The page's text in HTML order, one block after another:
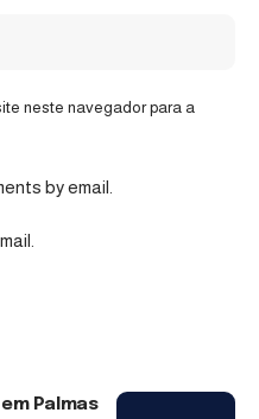
neste navegador para a
by email.
Palmas